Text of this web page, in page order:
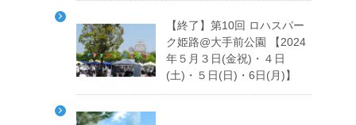
【終了】第10回 ロハスパー
ク姫路@大手前公園 【2024
年５月３日(金祝)・４日
(土)・５日(日)・6日(月)】